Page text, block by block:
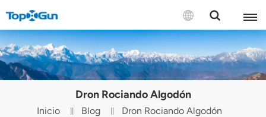
CONTÁCTENOS
English
Español
Dron Rociando Algodón
Inicio Blog Dron Rociando Algodón